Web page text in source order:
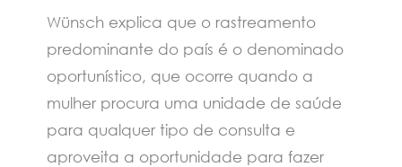
Wünsch explica que o rastreamento
predominante do país é o denominado
oportunístico, que ocorre quando a
mulher procura uma unidade de saúde
para qualquer tipo de consulta e
aproveita a oportunidade para fazer